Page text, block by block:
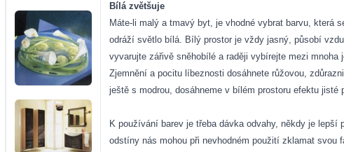
Bílá zvětšuje
Máte-li malý a tmavý byt, je vhodné vybrat barvu, která
odráží světlo bílá. Bílý prostor je vždy jasný, působí
vyvarujte zářivě sněhobílé a raději vybírejte mezi
Zjemnění a pocitu líbeznosti dosáhnete růžovou,
ještě s modrou, dosáhneme v bílém prostoru efektu jisté
K používání barev je třeba dávka odvahy, někdy je
odstíny nás mohou při nevhodném použití zklamat svou